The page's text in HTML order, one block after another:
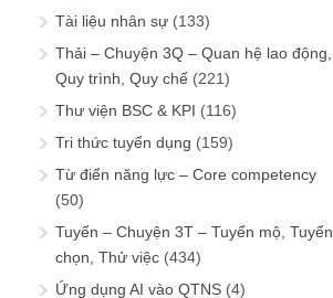
Tài liệu nhân sự (133)
Thải – Chuyện 3Q – Quan hệ lao động,
Quy trình, Quy chế (221)
Thư viện BSC & KPI (116)
Tri thức tuyển dụng (159)
Từ điển năng lực – Core competency
(50)
Tuyển – Chuyện 3T – Tuyển mộ, Tuyển
chọn, Thử việc (434)
Ứng dụng AI vào QTNS (4)